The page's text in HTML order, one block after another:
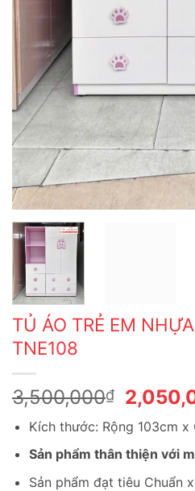
TỦ ÁO TRẺ EM
TNE108
3,500,000₫
Giá
gốc
là:
Kích thước: Rộng 103cm
Sản phẩm thân thiện với
Sản phẩm đạt tiêu Chuẩn